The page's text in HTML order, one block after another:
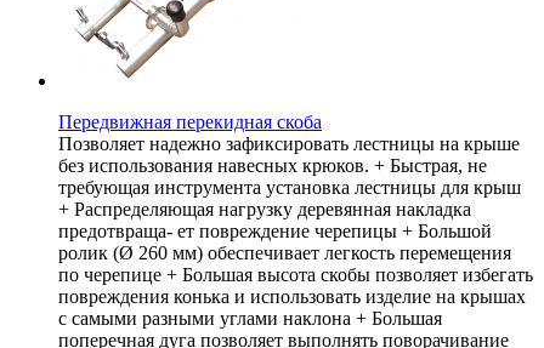
Передвижная перекидная скоба
Позволяет надежно зафиксировать лестницы на крыше
без использования навесных крюков. + Быстрая, не
требующая инструмента установка лестницы для крыш
+ Распределяющая нагрузку деревянная накладка
предотвраща- ет повреждение черепицы + Большой
ролик (Ø 260 мм) обеспечивает легкость перемещения
по черепице + Большая высота скобы позволяет избегать
повреждения конька и использовать изделие на крышах
с самыми разными углами наклона + Большая
поперечная дуга позволяет выполнять поворачивание